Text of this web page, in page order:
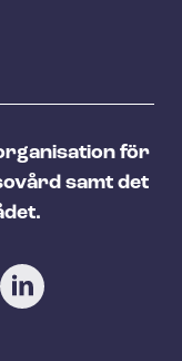
för
samt det